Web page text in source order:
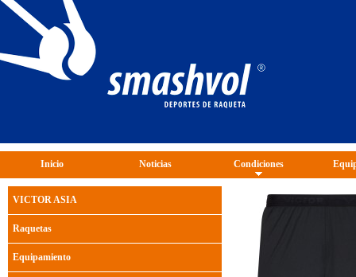
Inicio Noticias Condiciones
VICTOR ASIA
Raquetas
Equipamiento